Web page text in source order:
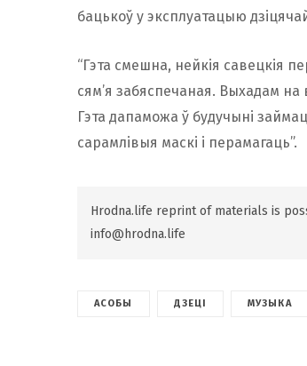
бацькоў у эксплуатацыю
“Гэта смешна, нейкія савецкія
сям’я забяспечаная. Выхадам на
Гэта дапаможа ў будучыні
сарамлівыя маскі і перамагаць”.
Hrodna.life reprint of materials is
info@hrodna.life
АСОБЫ ДЗЕЦІ МУЗЫКА